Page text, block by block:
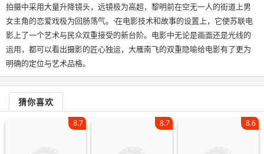
拍摄中采用大量升降镜头，远镜极为高超，黎明前在空无一人的街道上男
女主角的恋爱戏极为回肠荡气。·在电影技术和故事的设置上，它使苏联电
影上了一个艺术与民众双重接受的新台阶。电影中无论是画面还是光线的
运用，都可以看出摄影的匠心独运，大雁南飞的双重隐喻给电影有了更为
明确的定位与艺术品格。
猜你喜欢
8.7 8.7 8.6